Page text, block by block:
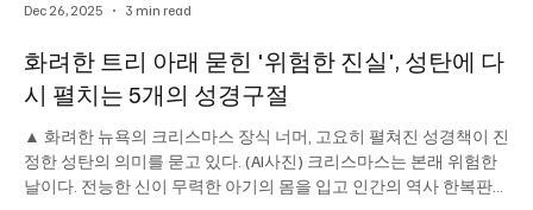
화려한 트리 아래 묻힌 '위험한 진실', 성탄에 다
시 펼치는 5개의 성경구절
▲ 화려한 뉴욕의 크리스마스 장식 너머, 고요히 펼쳐진 성경책이 진
정한 성탄의 의미를 묻고 있다. (AI사진) 크리스마스는 본래 위험한
날이다. 전능한 신이 무력한 아기의 몸을 입고 인간의 역사 한복판에
Dec 26, 2025 3 min read